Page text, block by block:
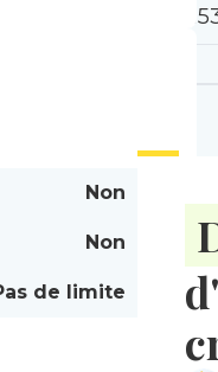
Non
Non
de limite